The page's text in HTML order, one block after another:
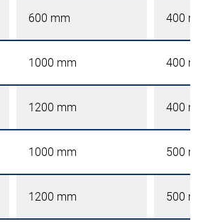
600 mm 400
1000 mm 400
1200 mm 400
1000 mm 500
1200 mm 500